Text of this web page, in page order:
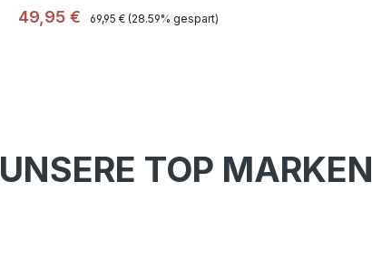
Verkaufspreis:
49,95 € Regulärer Preis:
69,95 € (28.59% gespart)
UNSERE TOP MARKEN